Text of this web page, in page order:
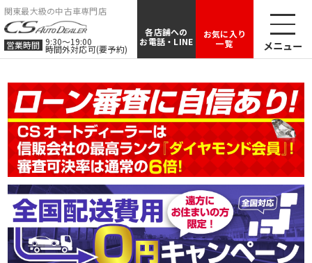
関東最大級の中古車専門店
営業時間 9:30〜19:00
時間外対応可(要予約)
各店舗への
お電話・LINE
お気に入り
一覧
メニュー